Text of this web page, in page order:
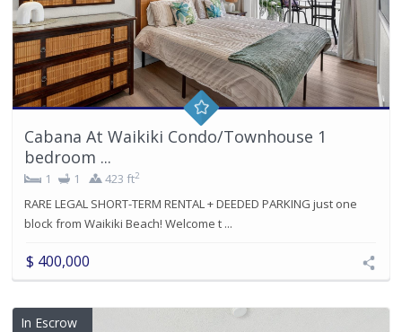
Cabana At Waikiki Condo/Townhouse 1
bedroom ...
1 1 423 ft2
RARE LEGAL SHORT-TERM RENTAL + DEEDED PARKING just one
block from Waikiki Beach! Welcome t ...
$ 400,000
In Escrow